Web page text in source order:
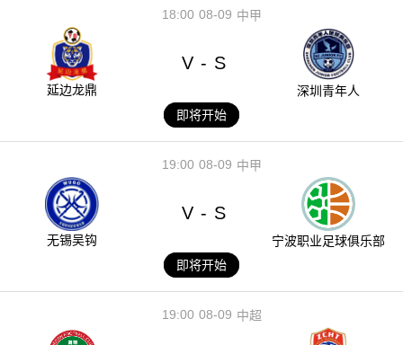
08-09
18:00 中甲
延边龙鼎
V - S
深圳青年人
即将开始
08-09
19:00 中甲
无锡吴钩
V - S
宁波职业足球俱乐部
即将开始
08-09
19:00 中超